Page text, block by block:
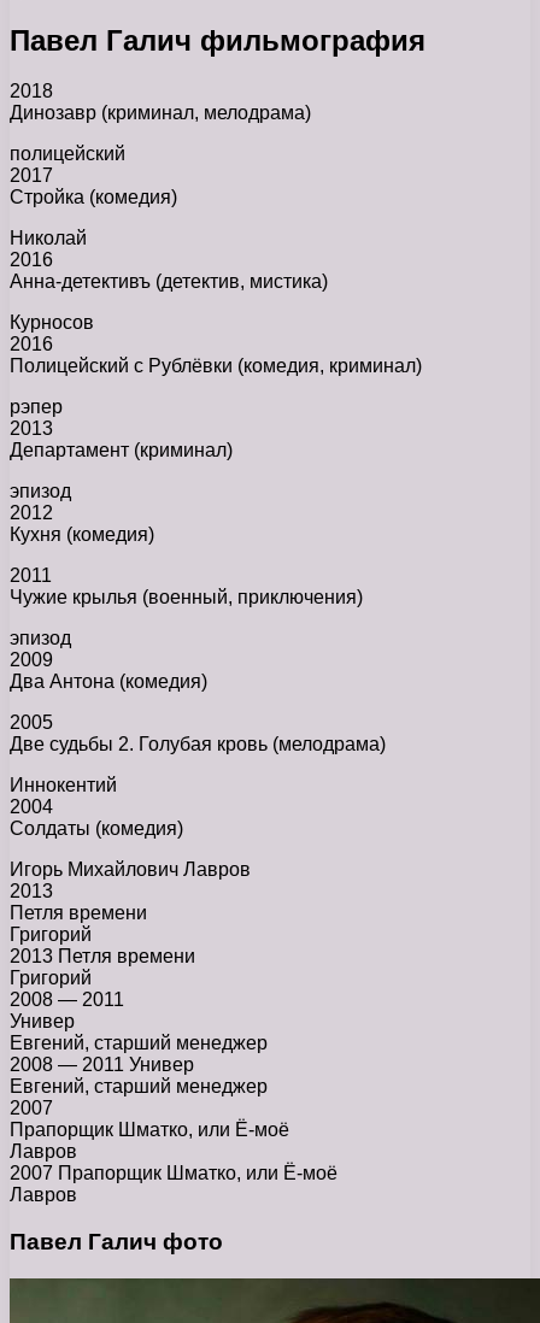
Павел Галич фильмография
2018
Динозавр (криминал, мелодрама)
полицейский
2017
Стройка (комедия)
Николай
2016
Анна-детективъ (детектив, мистика)
Курносов
2016
Полицейский с Рублёвки (комедия, криминал)
рэпер
2013
Департамент (криминал)
эпизод
2012
Кухня (комедия)
2011
Чужие крылья (военный, приключения)
эпизод
2009
Два Антона (комедия)
2005
Две судьбы 2. Голубая кровь (мелодрама)
Иннокентий
2004
Солдаты (комедия)
Игорь Михайлович Лавров
2013
Петля времени
Григорий
2013 Петля времени
Григорий
2008 — 2011
Универ
Евгений, старший менеджер
2008 — 2011 Универ
Евгений, старший менеджер
2007
Прапорщик Шматко, или Ё-моё
Лавров
2007 Прапорщик Шматко, или Ё-моё
Лавров
Павел Галич фото